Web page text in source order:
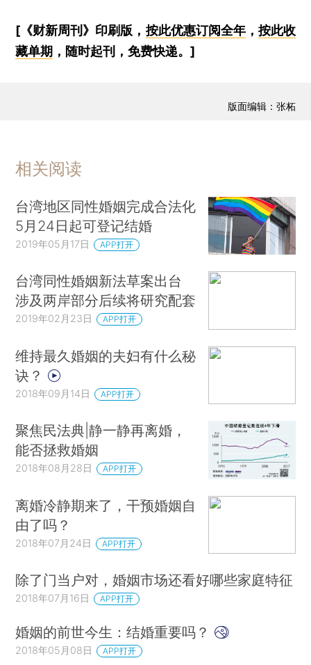
[《财新周刊》印刷版， 按此优惠订阅全年， 按此收
藏单期 ，随时起刊，免费快递。]
版面编辑：张柘
相关阅读
台湾地区同性婚姻完成合法化
5月24日起可登记结婚
2019年05月17日 APP打开
台湾同性婚姻新法草案出台
涉及两岸部分后续将研究配套
2019年02月23日 APP打开
维持最久婚姻的夫妇有什么秘
诀？
2018年09月14日 APP打开
聚焦民法典|静一静再离婚，
能否拯救婚姻
2018年08月28日 APP打开
离婚冷静期来了，干预婚姻自
由了吗？
2018年07月24日 APP打开
除了门当户对，婚姻市场还看好哪些家庭特征
2018年07月16日 APP打开
婚姻的前世今生：结婚重要吗？
2018年05月08日 APP打开